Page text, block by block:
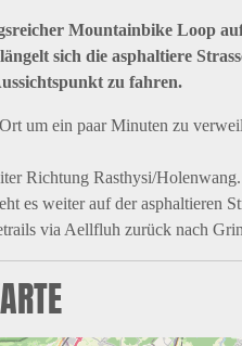
Mountainbike Loop
sich die asphaltiere
zu fahren.
um ein paar Minuten zu
Richtung Rasthysi/
es weiter auf der asphaltieren
via Aellfluh zurück nach